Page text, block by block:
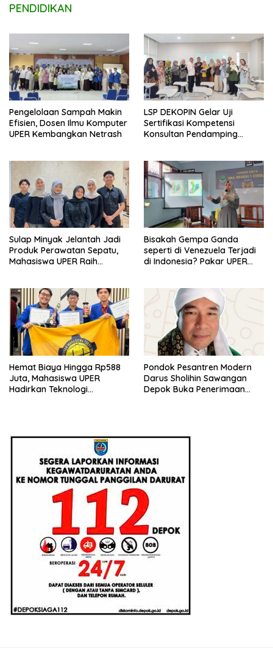
PENDIDIKAN
Pengelolaan Sampah Makin
Efisien, Dosen Ilmu Komputer
UPER Kembangkan Netrash
LSP DEKOPIN Gelar Uji
Sertifikasi Kompetensi
Konsultan Pendamping
Sulap Minyak Jelantah Jadi
Produk Perawatan Sepatu,
Mahasiswa UPER Raih
Bisakah Gempa Ganda
seperti di Venezuela Terjadi
di Indonesia? Pakar UPER
Hemat Biaya Hingga Rp588
Juta, Mahasiswa UPER
Hadirkan Teknologi
Pondok Pesantren Modern
Darus Sholihin Sawangan
Depok Buka Penerimaan